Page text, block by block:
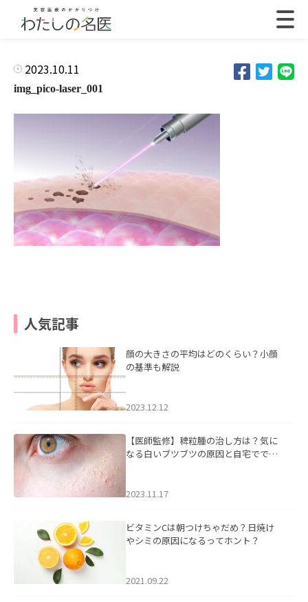
2023.10.11
img_pico-laser_001
人気記事
顔の大きさの平均はどのくらい？小顔
の基準も解説
2023.12.12
【医師監修】稗粒腫の治し方は？気に
なる白いブツブツの原因と自宅ででき
2023.11.17
ビタミンCは朝つけちゃだめ？日焼け
やシミの原因になるってホント？
2021.09.22